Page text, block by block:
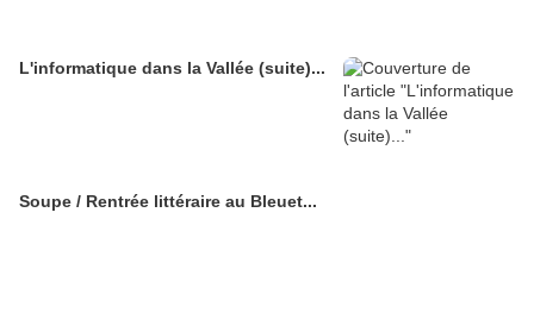
L'informatique dans la Vallée (suite)...
Soupe / Rentrée littéraire au Bleuet...